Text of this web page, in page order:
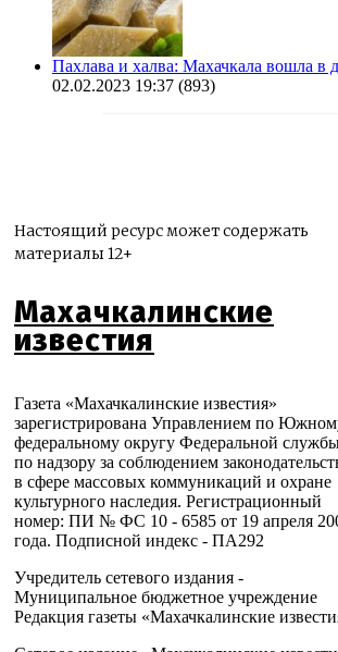
Пахлава и халва: Махачкала вошла в
02.02.2023 19:37 (893)
Настоящий ресурс может содержать
материалы 12+
Махачкалинские
известия
Газета «Махачкалинские известия»
зарегистрирована Управлением по
федеральному округу Федеральной
по надзору за соблюдением
в сфере массовых коммуникаций и охране
культурного наследия. Регистрационный
номер: ПИ № ФС 10 - 6585 от 19 апреля
года. Подписной индекс - ПА292
Учредитель сетевого издания -
Муниципальное бюджетное учреждение
Редакция газеты «Махачкалинские